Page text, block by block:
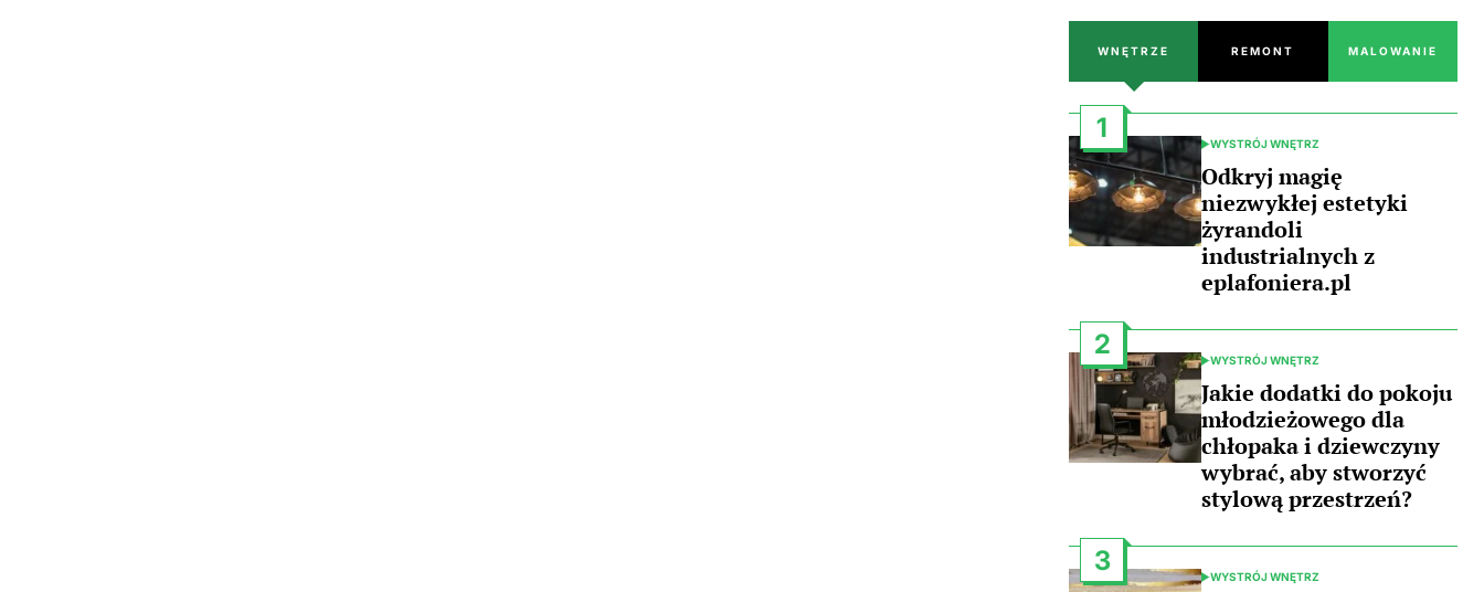
WNĘTRZE REMONT MALOWANIE
1
POSTED
IN
WYSTRÓJ WNĘTRZ
Odkryj magię
niezwykłej estetyki
żyrandoli
industrialnych z
eplafoniera.pl
2
POSTED
IN
WYSTRÓJ WNĘTRZ
Jakie dodatki do pokoju
młodzieżowego dla
chłopaka i dziewczyny
wybrać, aby stworzyć
stylową przestrzeń?
3
POSTED
WYSTRÓJ WNĘTRZ